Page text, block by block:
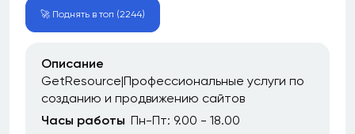
🚀 Поднять в топ (2244)
Описание
GetResource|Профессиональные услуги по
созданию и продвижению сайтов
Часы работы Пн-Пт: 9.00 - 18.00